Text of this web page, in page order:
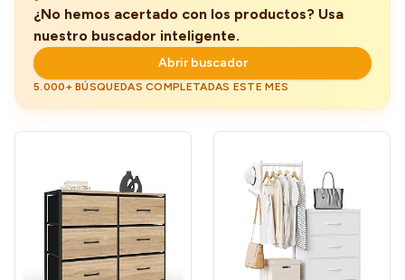
¿No hemos acertado con los productos? Usa
nuestro buscador inteligente.
Abrir buscador
5.000+ BÚSQUEDAS COMPLETADAS ESTE MES